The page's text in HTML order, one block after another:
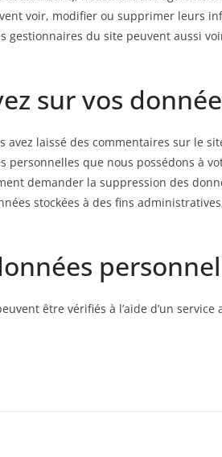
voir, modifier ou supprimer leurs
gestionnaires du site peuvent aussi
sur vos
avez laissé des commentaires sur le
que nous possédons à
demander la suppression des
stockées à des fins
être vérifiés à l’aide d’un